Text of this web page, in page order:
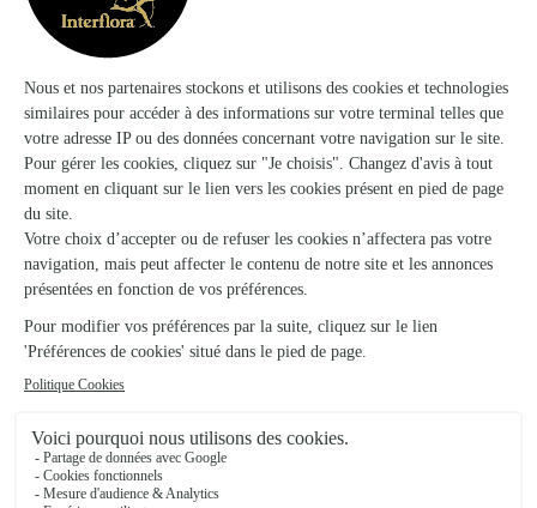
Epernay
★★★
4.7 (51)
Voir la boutique
Ils ont fait livrer des fleurs ou une plante à
Soizy-aux-Bois
★ ★ ★ ★
Commande d’un bouquet en guise de remerciement et très
bonne expérience, Bouquet livré le jour prévu et conforme à
la photo du site. Je recommande